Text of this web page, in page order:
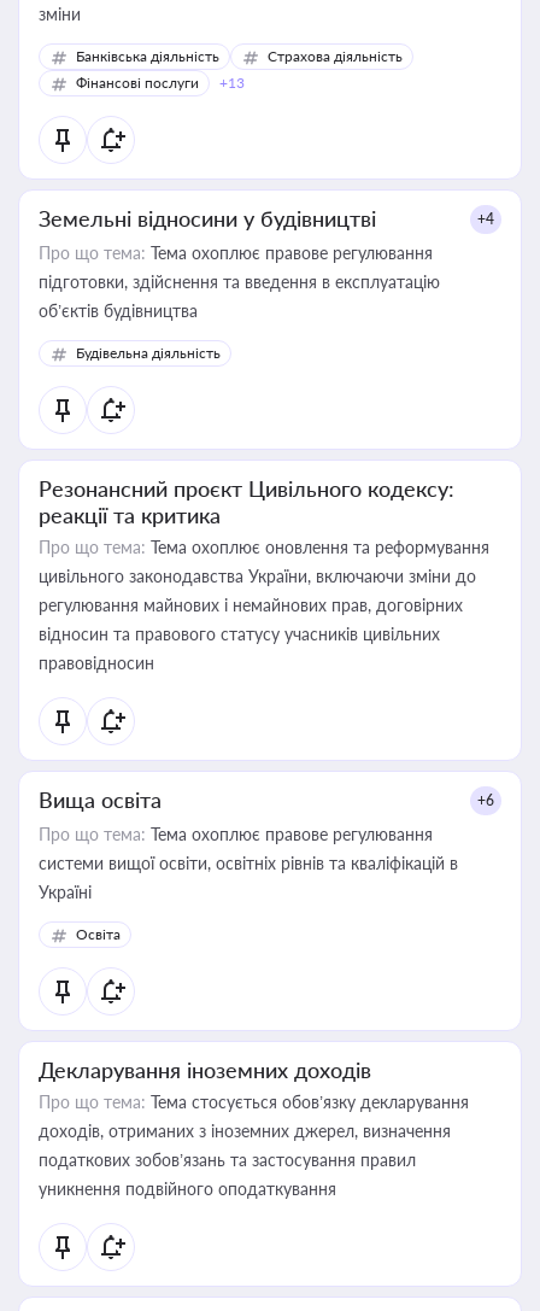
зміни
Банківська діяльність
Страхова діяльність
Фінансові послуги
+13
Земельні відносини у будівництві +4
Про що тема: Тема охоплює правове регулювання
підготовки, здійснення та введення в експлуатацію
об’єктів будівництва
Будівельна діяльність
Резонансний проєкт Цивільного кодексу:
реакції та критика
Про що тема: Тема охоплює оновлення та реформування
цивільного законодавства України, включаючи зміни до
регулювання майнових і немайнових прав, договірних
відносин та правового статусу учасників цивільних
правовідносин
Вища освіта +6
Про що тема: Тема охоплює правове регулювання
системи вищої освіти, освітніх рівнів та кваліфікацій в
Україні
Освіта
Декларування іноземних доходів
Про що тема: Тема стосується обов’язку декларування
доходів, отриманих з іноземних джерел, визначення
податкових зобов’язань та застосування правил
уникнення подвійного оподаткування